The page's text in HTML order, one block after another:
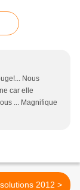
Nous
car elle
... Magnifique
Bonnes Résolutions 2012 >